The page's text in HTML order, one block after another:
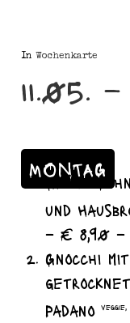
In Wochenkarte
11.05.
MONTAG
Grüne
und
– € 8,90 –
Gnocchi
Padano veggie,